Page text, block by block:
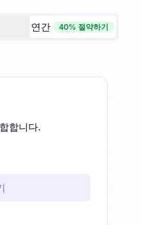
연간 40% 절약하기
합니다.